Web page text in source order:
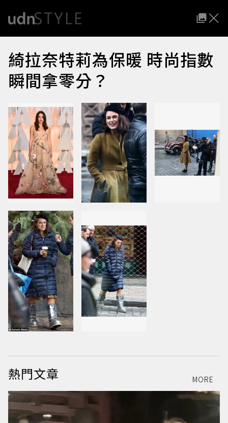
綺拉奈特莉為保暖 時尚指數
瞬間拿零分？
熱門文章 MORE